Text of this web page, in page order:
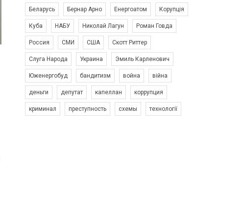
Беларусь Бернар Арно Енергоатом Корупція
Куба НАБУ Николай Лагун Роман Говда
Россия СМИ США Скотт Риттер
Слуга Народа Украина Эмиль Карленович
Юженергобуд бандитизм война війна
деньги депутат капеллан коррупция
криминал преступность схемы технології